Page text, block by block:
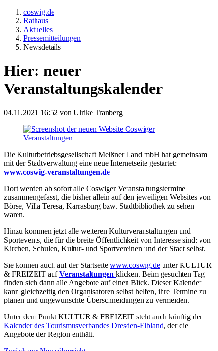
coswig.de
Rathaus
Aktuelles
Pressemitteilungen
Newsdetails
Hier: neuer
Veranstaltungskalender
04.11.2021 16:52 von Ulrike Tranberg
Die Kulturbetriebsgesellschaft Meißner Land mbH hat gemeinsam
mit der Stadtverwaltung eine neue Internetseite gestartet:
www.coswig-veranstaltungen.de
Dort werden ab sofort alle Coswiger Veranstaltungstermine
zusammengefasst, die bisher allein auf den jeweiligen Websites von
Börse, Villa Teresa, Karrasburg bzw. Stadtbibliothek zu sehen
waren.
Hinzu kommen jetzt alle weiteren Kulturveranstaltungen und
Sportevents, die für die breite Öffentlichkeit von Interesse sind: von
Kirchen, Schulen, Kultur- und Sportvereinen und der Stadt selbst.
Sie können auch auf der Startseite www.coswig.de unter KULTUR
& FREIZEIT aufVeranstaltungen klicken. Beim gesuchten Tag
finden sich dann alle Angebote auf einen Blick. Dieser Kalender
kann gleichzeitig den Organisatoren selbst helfen, ihre Termine zu
planen und ungewünschte Überschneidungen zu vermeiden.
Unter dem Punkt KULTUR & FREIZEIT steht auch künftig der
Kalender des Tourismusverbandes Dresden-Elbland, der die
Angebote der Region enthält.